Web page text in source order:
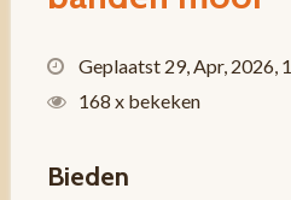
Geplaatst 29, Apr, 2026,
168 x bekeken
Bieden